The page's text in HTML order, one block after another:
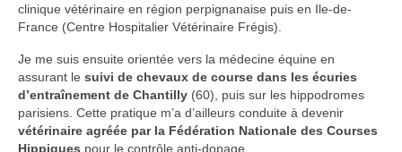
clinique vétérinaire en région perpignanaise puis en Ile-de-
France (Centre Hospitalier Vétérinaire Frégis).
Je me suis ensuite orientée vers la médecine équine en
assurant le suivi de chevaux de course dans les écuries
d’entraînement de Chantilly (60), puis sur les hippodromes
parisiens. Cette pratique m’a d’ailleurs conduite à devenir
vétérinaire agréée par la Fédération Nationale des Courses
Hippiques pour le contrôle anti-dopage.